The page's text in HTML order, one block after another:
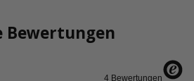
Bewertungen